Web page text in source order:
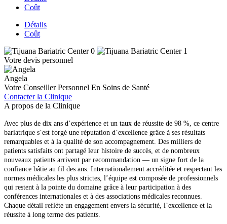
Coût
Détails
Coût
Votre devis personnel
Angela
Votre Conseiller Personnel En Soins de Santé
Contacter la Clinique
A propos de la Clinique
Avec plus de dix ans d’expérience et un taux de réussite de 98 %, ce centre
bariatrique s’est forgé une réputation d’excellence grâce à ses résultats
remarquables et à la qualité de son accompagnement. Des milliers de
patients satisfaits ont partagé leur histoire de succès, et de nombreux
nouveaux patients arrivent par recommandation — un signe fort de la
confiance bâtie au fil des ans. Internationalement accréditée et respectant les
normes médicales les plus strictes, l’équipe est composée de professionnels
qui restent à la pointe du domaine grâce à leur participation à des
conférences internationales et à des associations médicales reconnues.
Chaque détail reflète un engagement envers la sécurité, l’excellence et la
réussite à long terme des patients.